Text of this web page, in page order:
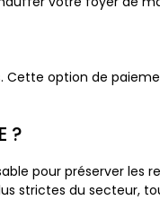
Cette option de
?
pour préserver les
strictes du secteur,